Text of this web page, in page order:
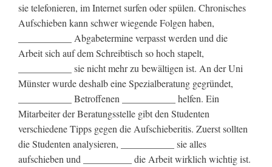
sie telefonieren, im Internet surfen oder spülen. Chronisches
Aufschieben kann schwer wiegende Folgen haben,
___________ Abgabetermine verpasst werden und die
Arbeit sich auf dem Schreibtisch so hoch stapelt,
___________ sie nicht mehr zu bewältigen ist. An der Uni
Münster wurde deshalb eine Spezialberatung gegründet,
___________ Betroffenen ___________ helfen. Ein
Mitarbeiter der Beratungsstelle gibt den Studenten
verschiedene Tipps gegen die Aufschieberitis. Zuerst sollten
die Studenten analysieren, ___________ sie alles
aufschieben und __________ die Arbeit wirklich wichtig ist.